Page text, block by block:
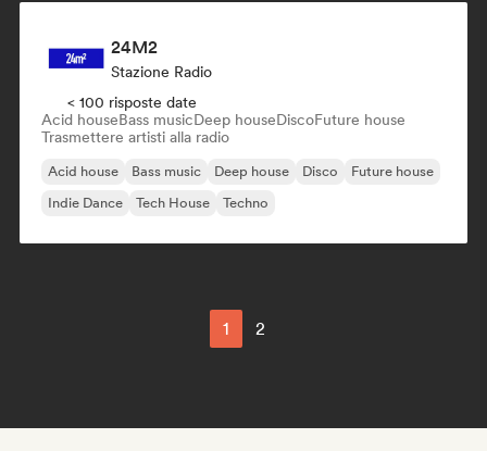
24M2
Stazione Radio
< 100 risposte date
Acid houseBass musicDeep houseDiscoFuture house
Trasmettere artisti alla radio
Acid house Bass music Deep house Disco
Future house
Indie Dance
Tech House Techno
1 2